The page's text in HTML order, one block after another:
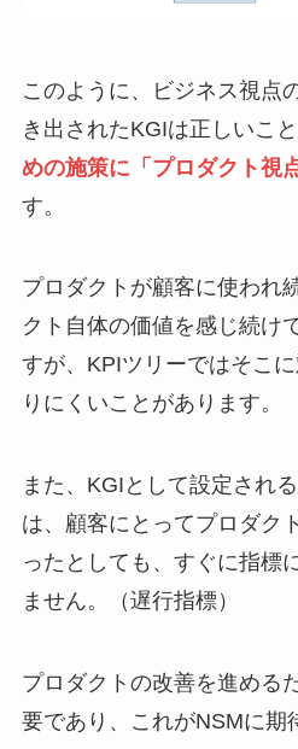
このように、ビジネス視点
き出されたKGIは正しいこと
めの施策に 「 プロダクト視
す。
プロダクトが顧客に使われ
クト自体の価値を感じ続け
すが、KPIツリーではそこ
りにくいことがあります。
また、KGIとして設定され
は、顧客にとってプロダク
ったとしても、すぐに指標
ません。（遅行指標）
プロダクトの改善を進める
要であり、これがNSMに期